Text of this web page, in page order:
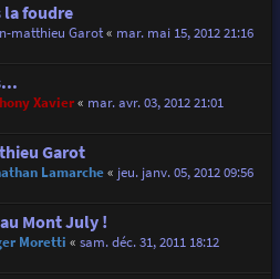
la foudre
matthieu Garot« mar. mai 15, 2012 21:16
Xavier« mar. avr. 03, 2012 21:01
Garot
Lamarche« jeu. janv. 05, 2012 09:56
Mont July !
Moretti « sam. déc. 31, 2011 18:12